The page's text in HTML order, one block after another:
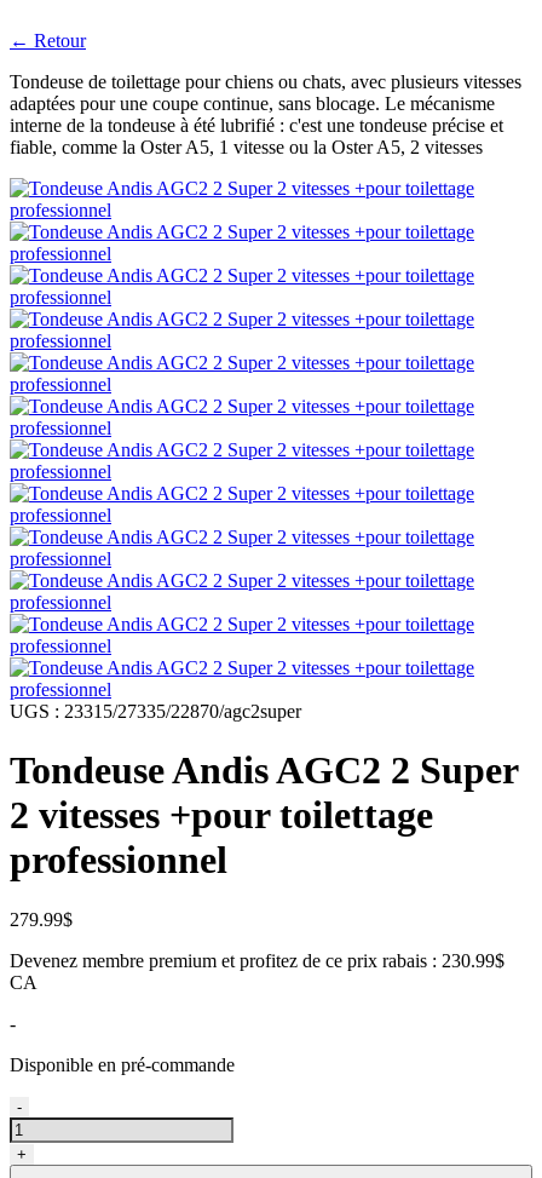
← Retour
Tondeuse de toilettage pour chiens ou chats, avec plusieurs vitesses
adaptées pour une coupe continue, sans blocage. Le mécanisme
interne de la tondeuse à été lubrifié : c'est une tondeuse précise et
fiable, comme la Oster A5, 1 vitesse ou la Oster A5, 2 vitesses
UGS : 23315/27335/22870/agc2super
Tondeuse Andis AGC2 2 Super
2 vitesses +pour toilettage
professionnel
279.99$
Devenez membre premium et profitez de ce prix rabais : 230.99$
CA
-
Disponible en pré-commande
quantité
de
Tondeuse
Andis
-
+